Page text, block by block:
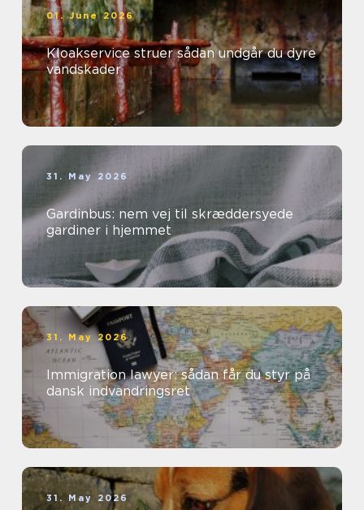
01. June 2026
Kloakservice struer sådan undgår du dyre
vandskader
31. May 2026
Gardinbus: nem vej til skræddersyede
gardiner i hjemmet
31. May 2026
Immigration lawyer: sådan får du styr på
dansk indvandringsret
31. May 2026